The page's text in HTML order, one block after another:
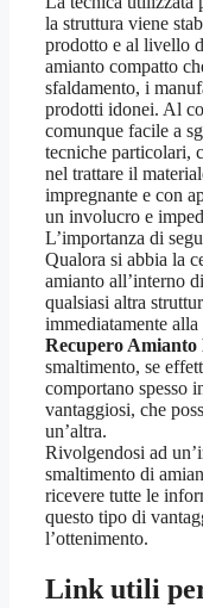
la struttura viene
prodotto e al livello
amianto compatto
sfaldamento, i
prodotti idonei. Al
comunque facile a
tecniche particolari,
nel trattare il
impregnante e con
un involucro e
L’importanza di
Qualora si abbia la
amianto all’interno
qualsiasi altra
immediatamente
Recupero Amianto
smaltimento, se
comportano spesso
vantaggiosi, che
un’altra.
Rivolgendosi ad
smaltimento di
ricevere tutte le
questo tipo di
l’ottenimento.
Link utili